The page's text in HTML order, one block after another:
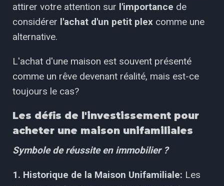
attirer votre attention sur l'importance de
considérer l'achat d'un petit plex comme une
alternative.
L'achat d'une maison est souvent présenté
comme un rêve devenant réalité, mais est-ce
toujours le cas?
Les défis de l'investissement pour
acheter une maison unifamiliales
Symbole de réussite en immobilier ?
1. Historique de la Maison Unifamiliale: Les